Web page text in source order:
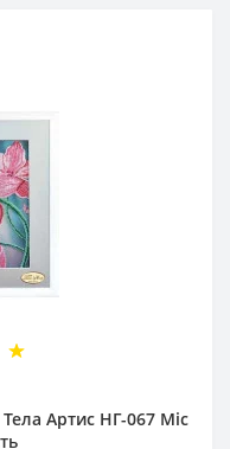
Артис НГ-067 Міс